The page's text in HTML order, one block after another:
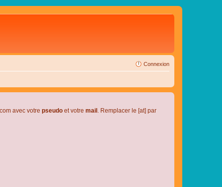
Connexion
avec votre pseudo et votre mail . Remplacer le [at] par